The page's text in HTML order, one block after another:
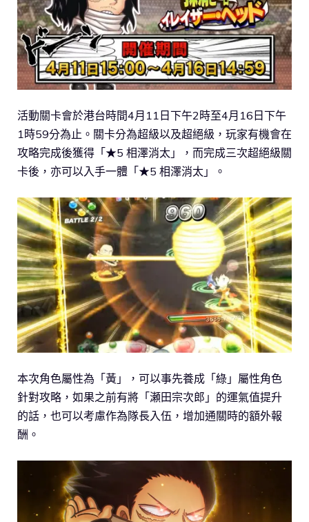
活動關卡會於港台時間4月11日下午2時至4月16日下午
1時59分為止。關卡分為超級以及超絕級，玩家有機會在
攻略完成後獲得「★5 相澤消太」，而完成三次超絕級關
卡後，亦可以入手一體「★5 相澤消太」。
本次角色屬性為「黃」，可以事先養成「綠」屬性角色
針對攻略，如果之前有將「瀬田宗次郎」的運氣值提升
的話，也可以考慮作為隊長入伍，增加通關時的額外報
酬。